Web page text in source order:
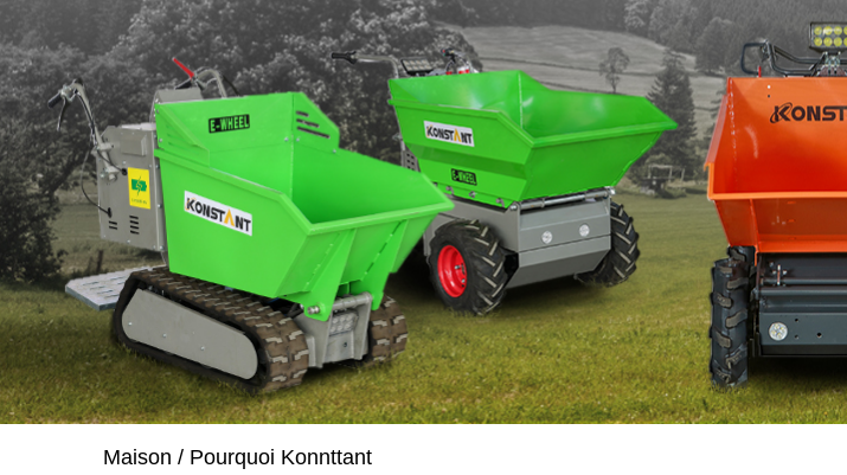
Maison / Pourquoi Konnttant